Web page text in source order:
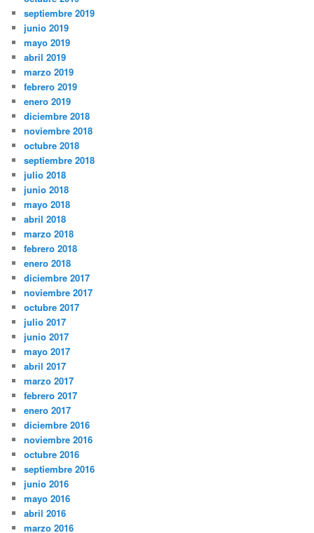
septiembre 2019
junio 2019
mayo 2019
abril 2019
marzo 2019
febrero 2019
enero 2019
diciembre 2018
noviembre 2018
octubre 2018
septiembre 2018
julio 2018
junio 2018
mayo 2018
abril 2018
marzo 2018
febrero 2018
enero 2018
diciembre 2017
noviembre 2017
octubre 2017
julio 2017
junio 2017
mayo 2017
abril 2017
marzo 2017
febrero 2017
enero 2017
diciembre 2016
noviembre 2016
octubre 2016
septiembre 2016
junio 2016
mayo 2016
abril 2016
marzo 2016